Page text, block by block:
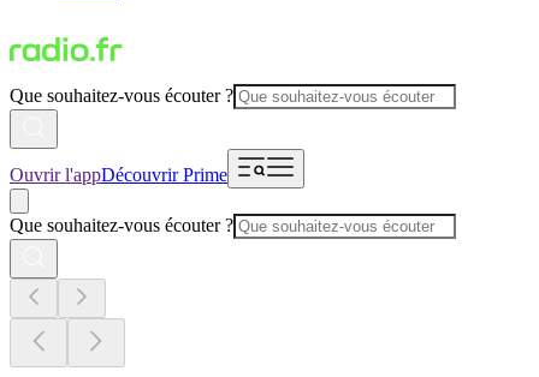
Que souhaitez-vous écouter ?
Ouvrir l'appDécouvrir Prime
Que souhaitez-vous écouter ?